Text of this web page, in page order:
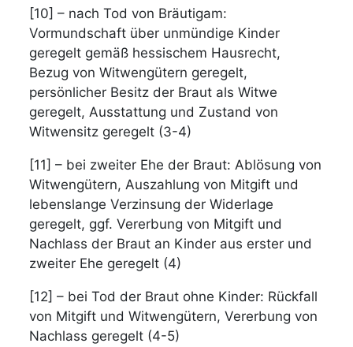
[10] – nach Tod von Bräutigam:
Vormundschaft über unmündige Kinder
geregelt gemäß hessischem Hausrecht,
Bezug von Witwengütern geregelt,
persönlicher Besitz der Braut als Witwe
geregelt, Ausstattung und Zustand von
Witwensitz geregelt (3-4)
[11] – bei zweiter Ehe der Braut: Ablösung von
Witwengütern, Auszahlung von Mitgift und
lebenslange Verzinsung der Widerlage
geregelt, ggf. Vererbung von Mitgift und
Nachlass der Braut an Kinder aus erster und
zweiter Ehe geregelt (4)
[12] – bei Tod der Braut ohne Kinder: Rückfall
von Mitgift und Witwengütern, Vererbung von
Nachlass geregelt (4-5)